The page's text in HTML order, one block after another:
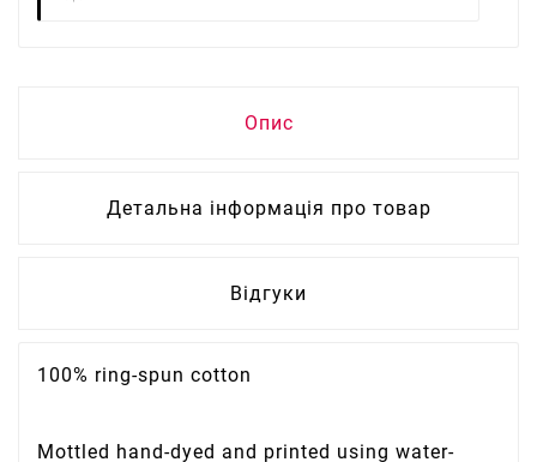
Опис
Детальна інформація про товар
Відгуки
100% ring-spun cotton
Mottled hand-dyed and printed using water-